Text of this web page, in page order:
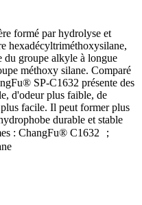
formé par hydrolyse et
hexadécyltriméthoxysilane,
groupe alkyle à longue
méthoxy silane. Comparé
SP-C1632 présente des
d'odeur plus faible, de
facile. Il peut former plus
durable et stable
: ChangFu® C1632 ；